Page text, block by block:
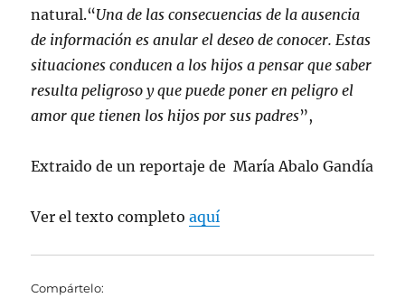
natural.“Una de las consecuencias de la ausencia
de información es anular el deseo de conocer. Estas
situaciones conducen a los hijos a pensar que saber
resulta peligroso y que puede poner en peligro el
amor que tienen los hijos por sus padres”,
Extraido de un reportaje de María Abalo Gandía
Ver el texto completoaquí
Compártelo: